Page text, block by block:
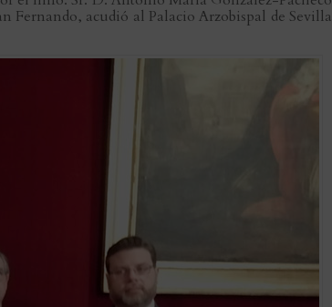
Fernando, acudió al Palacio Arzobispal de Sevilla